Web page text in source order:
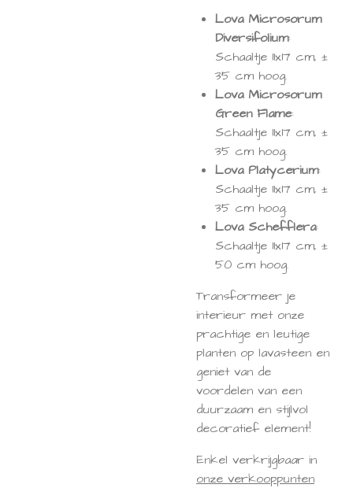
Lova Microsorum
Diversifolium:
Schaaltje 11x17 cm, ±
35 cm hoog.
Lova Microsorum
Green Flame:
Schaaltje 11x17 cm, ±
35 cm hoog.
Lova Platycerium:
Schaaltje 11x17 cm, ±
35 cm hoog.
Lova Schefflera:
Schaaltje 11x17 cm, ±
50 cm hoog.
Transformeer je
interieur met onze
prachtige en leutige
planten op lavasteen en
geniet van de
voordelen van een
duurzaam en stijlvol
decoratief element!
Enkel verkrijgbaar in
onze verkooppunten